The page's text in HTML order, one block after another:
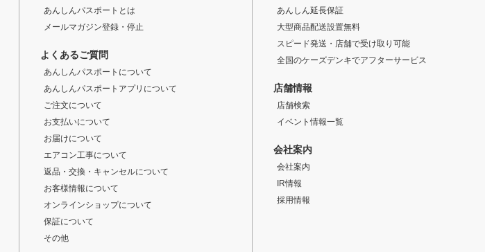
あんしんパスポートとは
メールマガジン登録・停止
よくあるご質問
あんしんパスポートについて
あんしんパスポートアプリについて
ご注文について
お支払いについて
お届けについて
エアコン工事について
返品・交換・キャンセルについて
お客様情報について
オンラインショップについて
保証について
その他
あんしん延長保証
大型商品配送設置無料
スピード発送・店舗で受け取り可能
全国のケーズデンキでアフターサービス
店舗情報
店舗検索
イベント情報一覧
会社案内
会社案内
IR情報
採用情報